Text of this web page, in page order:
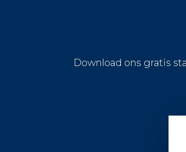
Download ons gratis